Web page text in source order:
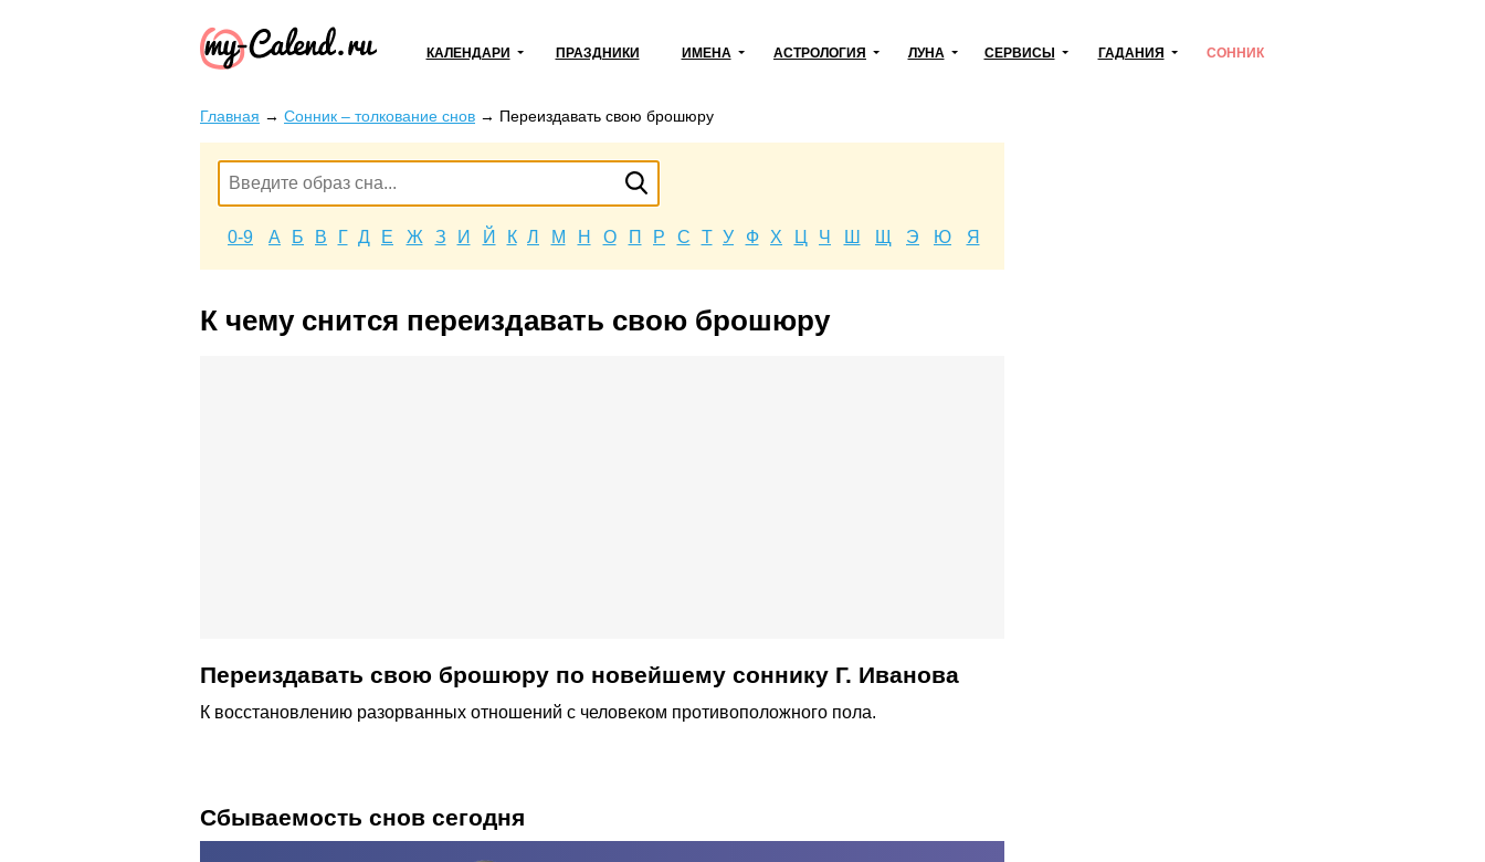
КАЛЕНДАРИ ПРАЗДНИКИ ИМЕНА АСТРОЛОГИЯ ЛУНА СЕРВИСЫ ГАДАНИЯ СОННИК
Главная → Сонник – толкование снов → Переиздавать свою брошюру
0-9 А Б В Г Д Е Ж З И Й К Л М Н О П Р С Т У Ф Х Ц Ч Ш Щ Э Ю Я
К чему снится переиздавать свою брошюру
Переиздавать свою брошюру по новейшему соннику Г. Иванова
К восстановлению разорванных отношений с человеком противоположного пола.
Сбываемость снов сегодня